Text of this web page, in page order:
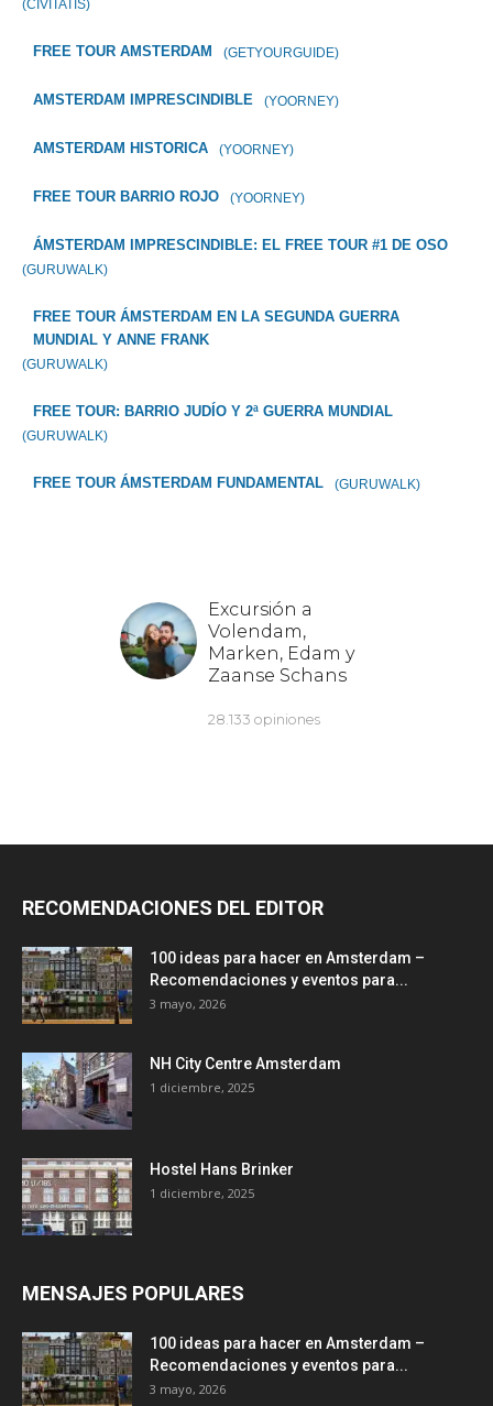
(CIVITATIS)
FREE TOUR AMSTERDAM (GETYOURGUIDE)
AMSTERDAM IMPRESCINDIBLE (YOORNEY)
AMSTERDAM HISTORICA (YOORNEY)
FREE TOUR BARRIO ROJO (YOORNEY)
ÁMSTERDAM IMPRESCINDIBLE: EL FREE TOUR #1 DE OSO
(GURUWALK)
FREE TOUR ÁMSTERDAM EN LA SEGUNDA GUERRA
MUNDIAL Y ANNE FRANK
(GURUWALK)
FREE TOUR: BARRIO JUDÍO Y 2ª GUERRA MUNDIAL
(GURUWALK)
FREE TOUR ÁMSTERDAM FUNDAMENTAL (GURUWALK)
RECOMENDACIONES DEL EDITOR
100 ideas para hacer en Amsterdam –
Recomendaciones y eventos para...
3 mayo, 2026
NH City Centre Amsterdam
1 diciembre, 2025
Hostel Hans Brinker
1 diciembre, 2025
MENSAJES POPULARES
100 ideas para hacer en Amsterdam –
Recomendaciones y eventos para...
3 mayo, 2026